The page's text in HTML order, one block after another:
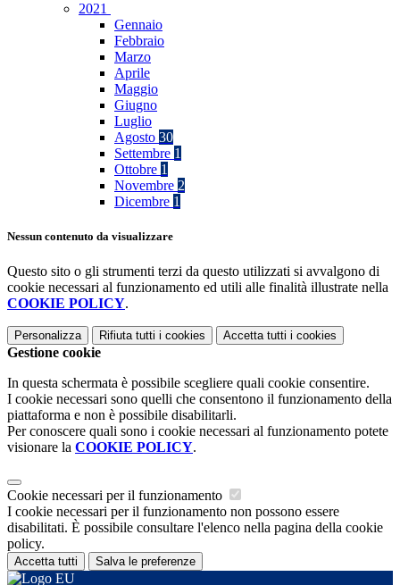
2021
Gennaio
Febbraio
Marzo
Aprile
Maggio
Giugno
Luglio
Agosto 30
Settembre 1
Ottobre 1
Novembre 2
Dicembre 1
Nessun contenuto da visualizzare
Questo sito o gli strumenti terzi da questo utilizzati si avvalgono di
cookie necessari al funzionamento ed utili alle finalità illustrate nella
COOKIE POLICY.
Personalizza Rifiuta tutti i cookies Accetta tutti i cookies
Gestione cookie
In questa schermata è possibile scegliere quali cookie consentire.
I cookie necessari sono quelli che consentono il funzionamento della
piattaforma e non è possibile disabilitarli.
Per conoscere quali sono i cookie necessari al funzionamento potete
visionare la COOKIE POLICY.
Cookie necessari per il funzionamento
I cookie necessari per il funzionamento non possono essere
disabilitati. È possibile consultare l'elenco nella pagina della cookie
policy.
Accetta tutti Salva le preferenze